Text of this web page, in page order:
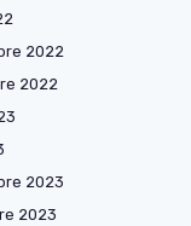
2022
2022
2023
2023